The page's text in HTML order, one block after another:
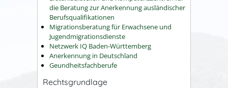
die Beratung zur Anerkennung ausländischer
Berufsqualifikationen
Migrationsberatung für Erwachsene und
Jugendmigrationsdienste
Netzwerk IQ Baden-Württemberg
Anerkennung in Deutschland
Geundheitsfachberufe
Rechtsgrundlage